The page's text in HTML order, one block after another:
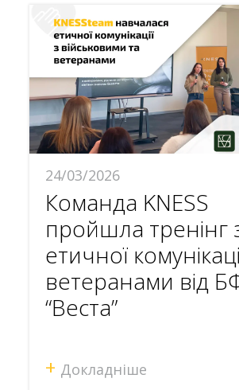
24/03/2026
Команда KNESS
пройшла тренінг
етичної
ветеранами від
“Веста”
+ Докладніше